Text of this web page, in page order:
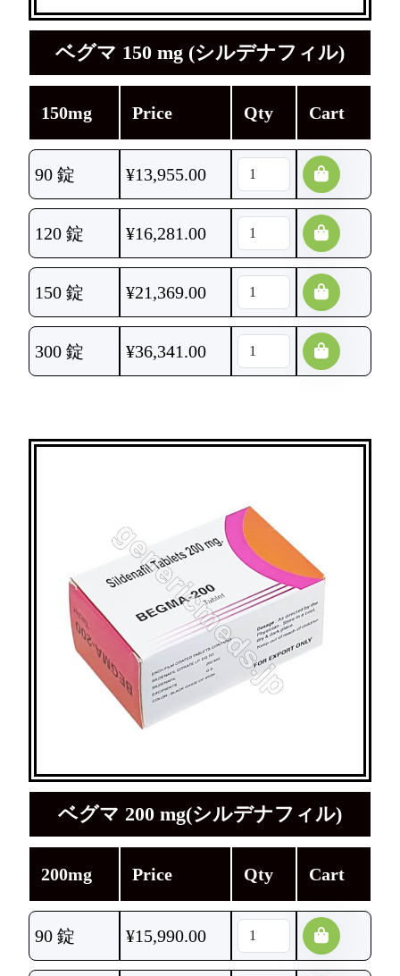
ベグマ 150 mg (シルデナフィル)
150mg Price Qty Cart
90 錠 ¥13,955.00
120 錠 ¥16,281.00
150 錠 ¥21,369.00
300 錠 ¥36,341.00
ベグマ 200 mg(シルデナフィル)
200mg Price Qty Cart
90 錠 ¥15,990.00